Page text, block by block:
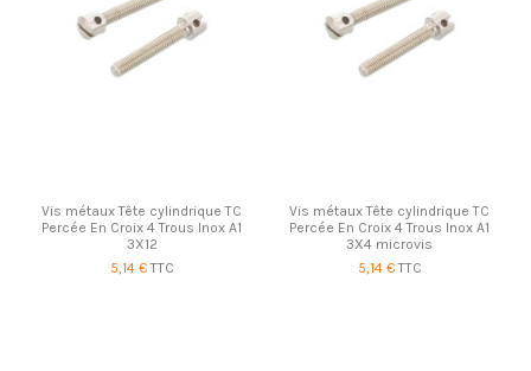
Vis métaux Tête cylindrique TC
Percée En Croix 4 Trous Inox A1
3X12
5,14 €TTC
Vis métaux Tête cylindrique TC
Percée En Croix 4 Trous Inox A1
3X4 microvis
5,14 €TTC